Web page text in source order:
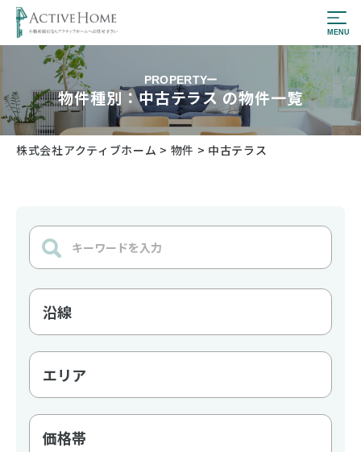
PROPERTY
物件種別：中古テラス の物件一覧
株式会社アクティブホーム > 物件 > 中古テラス